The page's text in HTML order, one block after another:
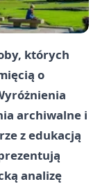
których
o
archiwalne i
z edukacją
analizę